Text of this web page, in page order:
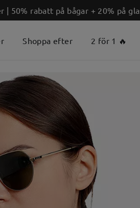
| 50% rabatt på bågar + 20% på
Shoppa efter 2 för 1 🔥